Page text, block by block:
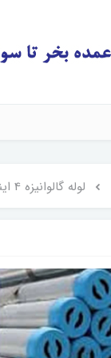
لوله گالوانیزه 4 اینچ سپنتا